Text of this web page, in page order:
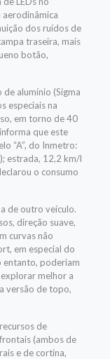
dos ruídos de
traseira, mais
botão,
alumínio (Sigma
especiais na
em torno de 40
que este
“A”, do Inmetro:
estrada, 12,2 km/l
o consumo
de outro veículo.
direção suave,
curvas não
em especial do
entanto, poderiam
melhor a
versão de topo,
de
(ambos de
e de cortina,